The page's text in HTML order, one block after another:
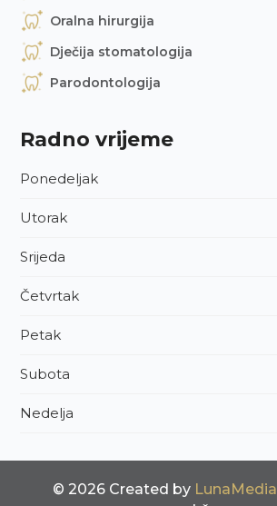
Oralna hirurgija
Dječija stomatologija
Parodontologija
Radno vrijeme
Ponedeljak
Utorak
Srijeda
Četvrtak
Petak
Subota
Nedelja
© 2026 Created by LunaMedia